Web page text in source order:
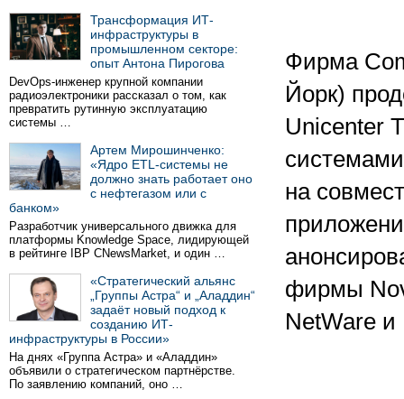
Трансформация ИТ-
инфраструктуры в
промышленном секторе:
опыт Антона Пирогова
DevOps-инженер крупной компании
радиоэлектроники рассказал о том, как
превратить рутинную эксплуатацию
системы …
Артем Мирошинченко:
«Ядро ETL-системы не
должно знать работает оно
с нефтегазом или с
банком»
Разработчик универсального движка для
платформы Knowledge Space, лидирующей
в рейтинге IBP CNewsMarket, и один …
«Стратегический альянс
„Группы Астра“ и „Аладдин“
задаёт новый подход к
созданию ИТ-
инфраструктуры в России»
На днях «Группа Астра» и «Аладдин»
объявили о стратегическом партнёрстве.
По заявлению компаний, оно …
Фирма
Йорк)
Unicenter
на
фирмы
NetWare и